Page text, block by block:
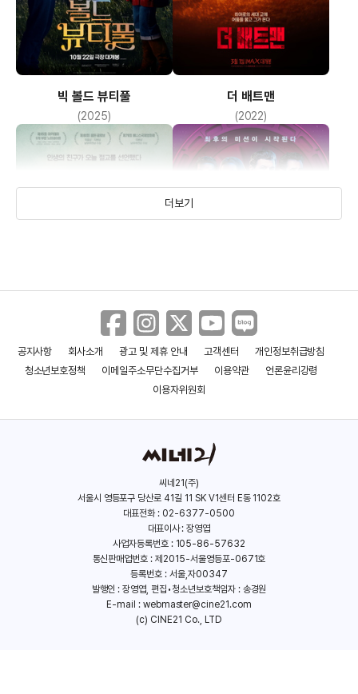
내셔널 지오그래픽사가 보여주는 광활한 자연의 모습 속에서
어우러진 배우들의 연기가 자유의 소중함을 찾아 떠나는 사람들의
모습을 잘 보여주었다고 할수 있는 영화
빅 볼드 뷰티풀
(2025)
더 배트맨
(2022)
이니셰린의 밴시 보이저스
더보기
공지사항 회사소개 광고 및 제휴 안내 고객센터
개인정보취급방침
청소년보호정책
이메일주소무단수집거부 이용약관
언론윤리강령
이용자위원회
씨네21(주)
서울시 영등포구 당산로 41길 11 SK V1센터 E동 1102호
대표전화 : 02-6377-0500
대표이사 : 장영엽
사업자등록번호 : 105-86-57632
통신판매업번호 : 제2015-서울영등포-0671호
등록번호 : 서울,자00347
발행인 : 장영엽, 편집•청소년보호책임자 : 송경원
E-mail : webmaster@cine21.com
(c) CINE21 Co., LTD